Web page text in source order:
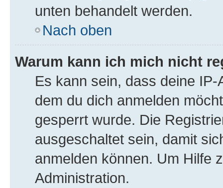
unten behandelt werden.
Nach oben
Warum kann ich mich nicht
Es kann sein, dass deine
dem du dich anmelden
gesperrt wurde. Die
ausgeschaltet sein, damit
anmelden können. Um Hilfe
Administration.